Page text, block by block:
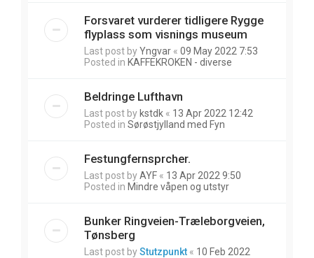
Forsvaret vurderer tidligere Rygge
flyplass som visnings museum
Last post byYngvar « 09 May 2022 7:53
Posted in KAFFEKROKEN - diverse
Beldringe Lufthavn
Last post by kstdk « 13 Apr 2022 12:42
Posted in Sørøstjylland med Fyn
Festungfernsprcher.
Last post byAYF « 13 Apr 2022 9:50
Posted in Mindre våpen og utstyr
Bunker Ringveien-Træleborgveien,
Tønsberg
Last post byStutzpunkt « 10 Feb 2022